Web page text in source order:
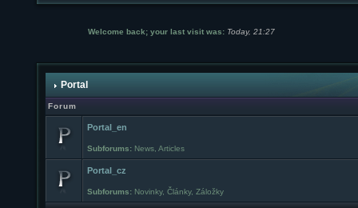
Welcome back; your last visit was: Today, 21:27
Portal
Forum
Portal_en
Subforums: News Articles
Portal_cz
Subforums: Novinky, Články, Záložky